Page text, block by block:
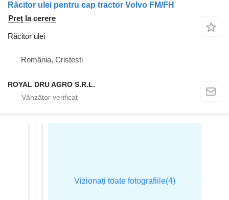
Răcitor ulei pentru cap tractor Volvo FM/FH
Preț la cerere
Răcitor ulei
România, Cristesti
ROYAL DRU AGRO S.R.L.